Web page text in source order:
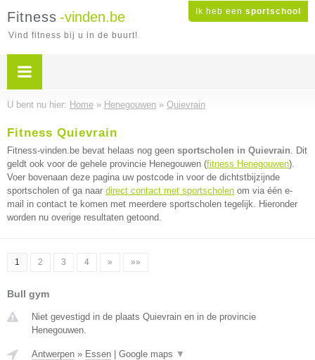
Ik heb een sportschool
Fitness -vinden.be
Vind fitness bij u in de buurt!
U bent nu hier: Home » Henegouwen » Quievrain
Fitness Quievrain
Fitness-vinden.be bevat helaas nog geen sportscholen in Quievrain. Dit
geldt ook voor de gehele provincie Henegouwen (fitness Henegouwen).
Voer bovenaan deze pagina uw postcode in voor de dichtstbijzijnde
sportscholen of ga naar direct contact met sportscholen om via één e-
mail in contact te komen met meerdere sportscholen tegelijk. Hieronder
worden nu overige resultaten getoond.
1 2 3 4 » »»
Bull gym
Niet gevestigd in de plaats Quievrain en in de provincie
Henegouwen.
Antwerpen » Essen Google maps ▼